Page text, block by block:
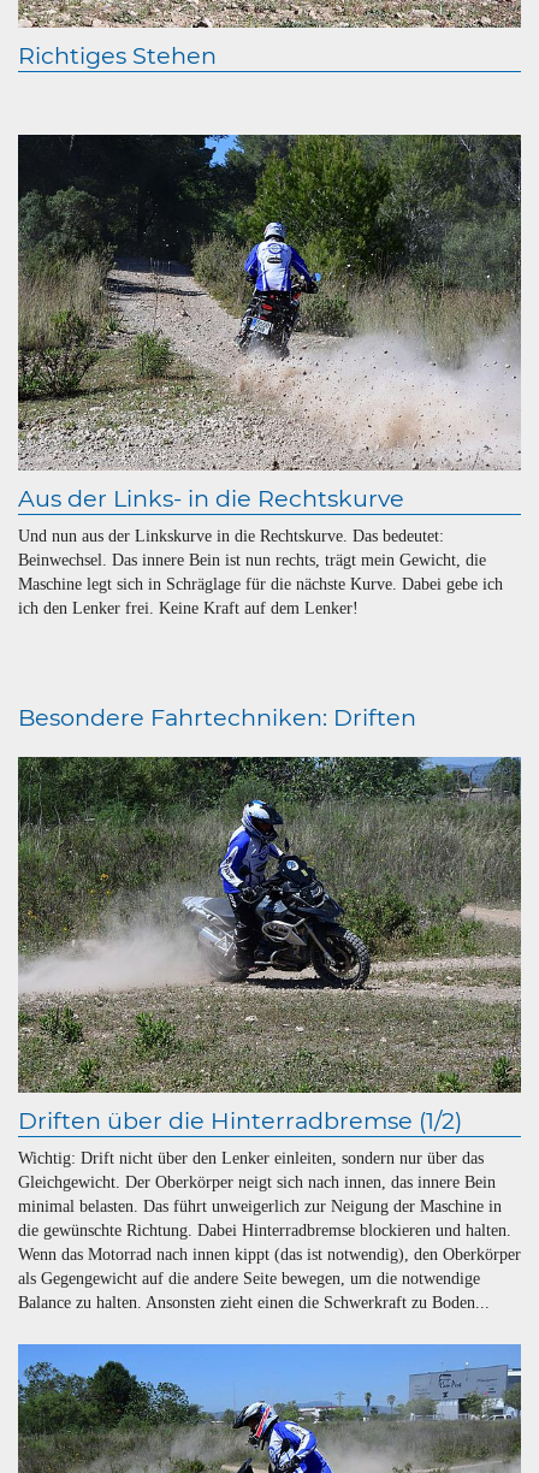
Richtiges Stehen
Aus der Links- in die Rechtskurve
Und nun aus der Linkskurve in die Rechtskurve. Das bedeutet:
Beinwechsel. Das innere Bein ist nun rechts, trägt mein Gewicht, die
Maschine legt sich in Schräglage für die nächste Kurve. Dabei gebe ich
ich den Lenker frei. Keine Kraft auf dem Lenker!
Besondere Fahrtechniken: Driften
Driften über die Hinterradbremse (1/2)
Wichtig: Drift nicht über den Lenker einleiten, sondern nur über das
Gleichgewicht. Der Oberkörper neigt sich nach innen, das innere Bein
minimal belasten. Das führt unweigerlich zur Neigung der Maschine in
die gewünschte Richtung. Dabei Hinterradbremse blockieren und halten.
Wenn das Motorrad nach innen kippt (das ist notwendig), den Oberkörper
als Gegengewicht auf die andere Seite bewegen, um die notwendige
Balance zu halten. Ansonsten zieht einen die Schwerkraft zu Boden...